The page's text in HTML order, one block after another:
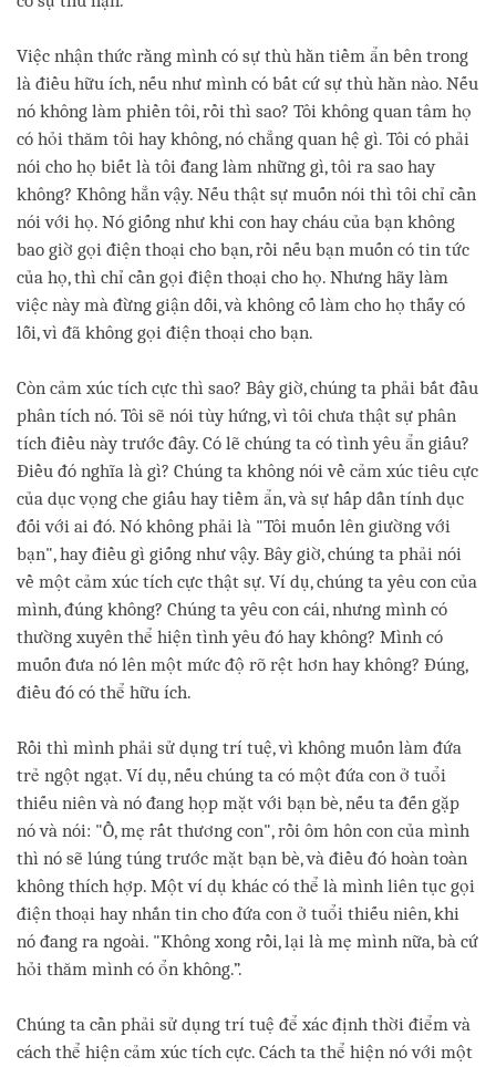
Việc nhận thức rằng mình có sự thù hằn tiềm ẩn bên trong
là điều hữu ích, nếu như mình có bất cứ sự thù hằn nào. Nếu
nó không làm phiền tôi, rồi thì sao? Tôi không quan tâm họ
có hỏi thăm tôi hay không, nó chẳng quan hệ gì. Tôi có phải
nói cho họ biết là tôi đang làm những gì, tôi ra sao hay
không? Không hẳn vậy. Nếu thật sự muốn nói thì tôi chỉ cần
nói với họ. Nó giống như khi con hay cháu của bạn không
bao giờ gọi điện thoại cho bạn, rồi nếu bạn muốn có tin tức
của họ, thì chỉ cần gọi điện thoại cho họ. Nhưng hãy làm
việc này mà đừng giận dỗi, và không cố làm cho họ thấy có
lỗi, vì đã không gọi điện thoại cho bạn.
Còn cảm xúc tích cực thì sao? Bây giờ, chúng ta phải bắt đầu
phân tích nó. Tôi sẽ nói tùy hứng, vì tôi chưa thật sự phân
tích điều này trước đây. Có lẽ chúng ta có tình yêu ẩn giấu?
Điều đó nghĩa là gì? Chúng ta không nói về cảm xúc tiêu cực
của dục vọng che giấu hay tiềm ẩn, và sự hấp dẫn tính dục
đối với ai đó. Nó không phải là "Tôi muốn lên giường với
bạn", hay điều gì giống như vậy. Bây giờ, chúng ta phải nói
về một cảm xúc tích cực thật sự. Ví dụ, chúng ta yêu con của
mình, đúng không? Chúng ta yêu con cái, nhưng mình có
thường xuyên thể hiện tình yêu đó hay không? Mình có
muốn đưa nó lên một mức độ rõ rệt hơn hay không? Đúng,
điều đó có thể hữu ích.
Rồi thì mình phải sử dụng trí tuệ, vì không muốn làm đứa
trẻ ngột ngạt. Ví dụ, nếu chúng ta có một đứa con ở tuổi
thiếu niên và nó đang họp mặt với bạn bè, nếu ta đến gặp
nó và nói: "Ồ, mẹ rất thương con", rồi ôm hôn con của mình
thì nó sẽ lúng túng trước mặt bạn bè, và điều đó hoàn toàn
không thích hợp. Một ví dụ khác có thể là mình liên tục gọi
điện thoại hay nhắn tin cho đứa con ở tuổi thiếu niên, khi
nó đang ra ngoài. "Không xong rồi, lại là mẹ mình nữa, bà cứ
hỏi thăm mình có ổn không.”.
Chúng ta cần phải sử dụng trí tuệ để xác định thời điểm và
cách thể hiện cảm xúc tích cực. Cách ta thể hiện nó với một